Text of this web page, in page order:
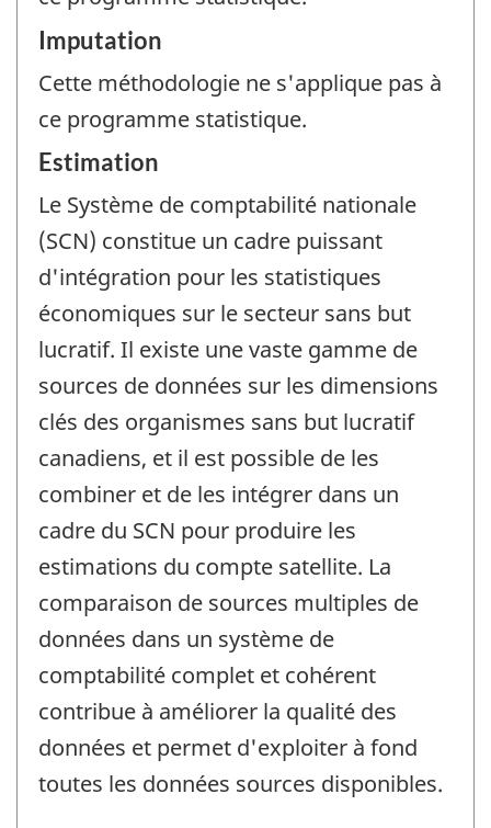
Imputation
Cette méthodologie ne s'applique pas à
ce programme statistique.
Estimation
Le Système de comptabilité nationale
(SCN) constitue un cadre puissant
d'intégration pour les statistiques
économiques sur le secteur sans but
lucratif. Il existe une vaste gamme de
sources de données sur les dimensions
clés des organismes sans but lucratif
canadiens, et il est possible de les
combiner et de les intégrer dans un
cadre du SCN pour produire les
estimations du compte satellite. La
comparaison de sources multiples de
données dans un système de
comptabilité complet et cohérent
contribue à améliorer la qualité des
données et permet d'exploiter à fond
toutes les données sources disponibles.